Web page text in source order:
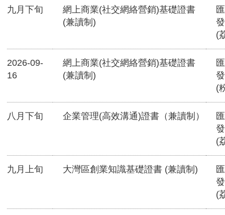
九月下旬
網上商業(社交網絡營銷)基礎證書
(兼讀制)
(
2026-09-
16
網上商業(社交網絡營銷)基礎證書
(兼讀制)
(
八月下旬 企業管理(高效溝通)證書（兼讀制）
(
九月上旬 大灣區創業知識基礎證書 (兼讀制)
(